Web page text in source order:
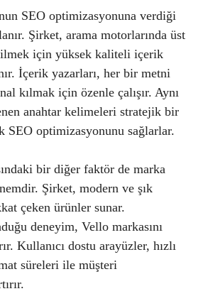
SEO optimizasyonuna verdiği
Şirket, arama motorlarında üst
için yüksek kaliteli içerik
İçerik yazarları, her bir metni
kılmak için özenle çalışır. Aynı
anahtar kelimeleri stratejik bir
SEO optimizasyonunu sağlarlar.
bir diğer faktör de marka
Şirket, modern ve şık
çeken ürünler sunar.
deneyim, Vello markasını
Kullanıcı dostu arayüzler, hızlı
süreleri ile müşteri